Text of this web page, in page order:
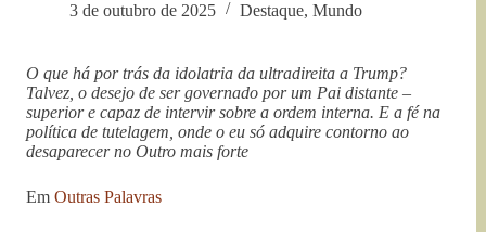
3 de outubro de 2025 Destaque, Mundo
O que há por trás da idolatria da ultradireita a Trump?
Talvez, o desejo de ser governado por um Pai distante –
superior e capaz de intervir sobre a ordem interna. E a fé na
política de tutelagem, onde o eu só adquire contorno ao
desaparecer no Outro mais forte
Em Outras Palavras